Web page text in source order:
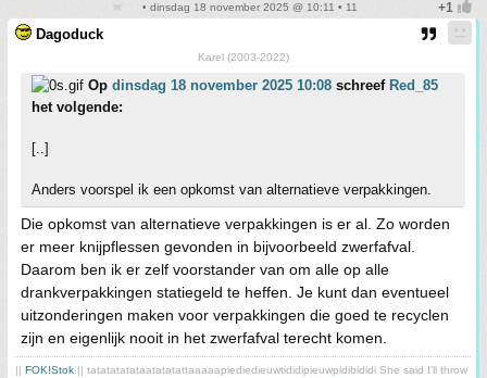
• dinsdag 18 november 2025 @ 10:11 • 11
Dagoduck
Karel (2003-2022)
Op dinsdag 18 november 2025 10:08 schreef Red_85
het volgende:
[..]
Anders voorspel ik een opkomst van alternatieve verpakkingen.
Die opkomst van alternatieve verpakkingen is er al. Zo worden
er meer knijpflessen gevonden in bijvoorbeeld zwerfafval.
Daarom ben ik er zelf voorstander van om alle op alle
drankverpakkingen statiegeld te heffen. Je kunt dan eventueel
uitzonderingen maken voor verpakkingen die goed te recyclen
zijn en eigenlijk nooit in het zwerfafval terecht komen.
FOK!Stok || tatatatatataatatatattaaaaapiediedieuwtididipieuwpidibididi She said I'll throw